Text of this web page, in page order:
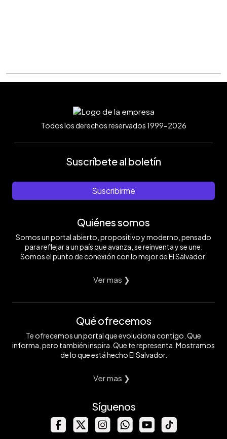
Todos los derechos reservados 1999-2026
Suscríbete al boletín
Suscribirme
Quiénes somos
Somos un portal abierto, propositivo y moderno, pensado
para reflejar a un país que avanza, se reinventa y se une.
Somos el punto de conexión con lo mejor de El Salvador.
Ver mas ❯
Qué ofrecemos
Te ofrecemos un portal que evoluciona contigo. Que
informa, pero también inspira. Que te representa. Mostramos
de lo que está hecho El Salvador.
Ver mas ❯
Síguenos